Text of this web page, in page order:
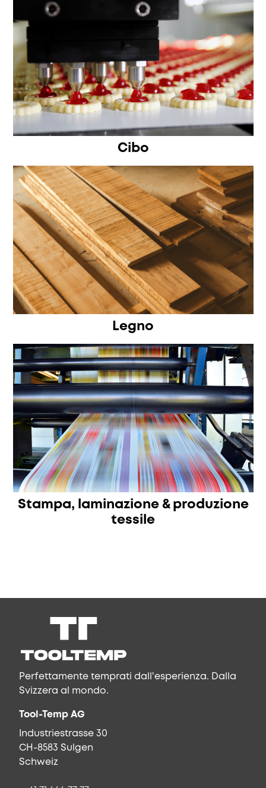
Cibo
Legno
Stampa, laminazione & produzione
tessile
Perfettamente temprati dall'esperienza. Dalla
Svizzera al mondo.
Tool-Temp AG
Industriestrasse 30
CH-8583 Sulgen
Schweiz